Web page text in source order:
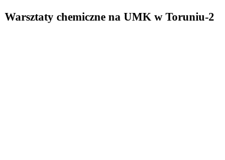
Warsztaty chemiczne na UMK w Toruniu-2